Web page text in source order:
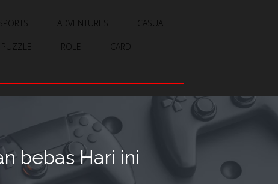
ADVENTURES CASUAL
PUZZLE ROLE CARD
bebas Hari ini